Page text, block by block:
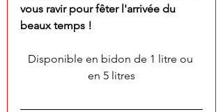
vous ravir pour fêter l'arrivée du
beaux temps !
Disponible en bidon de 1 litre ou
en 5 litres